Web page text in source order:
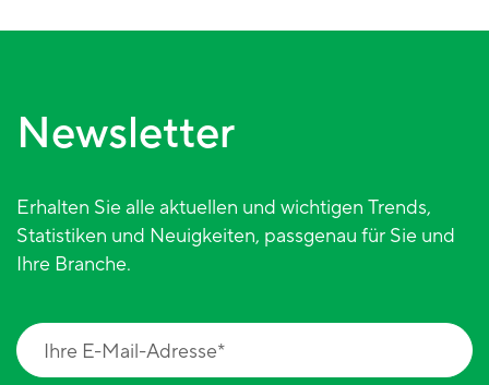
Newsletter
Erhalten Sie alle aktuellen und wichtigen Trends,
Statistiken und Neuigkeiten, passgenau für Sie und
Ihre Branche.